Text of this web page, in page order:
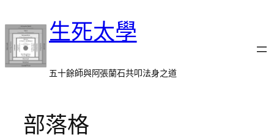
至
主
要
內
生死太學
五十餘師與阿張蘭石共叩法身之道
部落格